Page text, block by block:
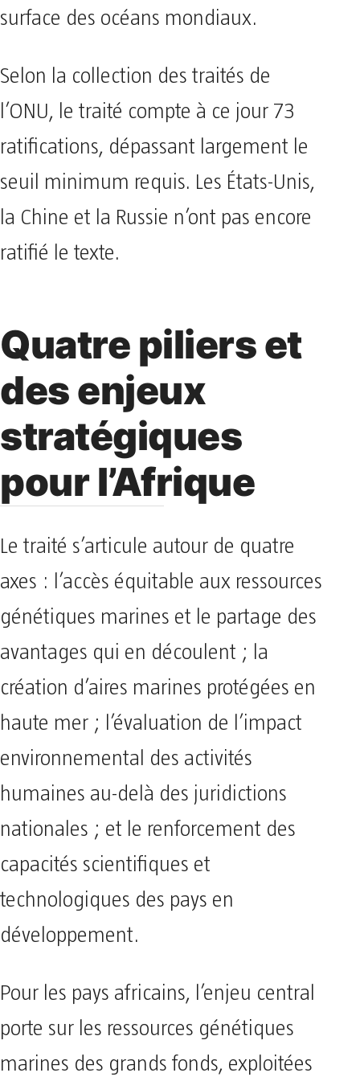
surface des océans mondiaux.
Selon la collection des traités de
l’ONU, le traité compte à ce jour 73
ratifications, dépassant largement le
seuil minimum requis. Les États-Unis,
la Chine et la Russie n’ont pas encore
ratifié le texte.
Quatre piliers et
des enjeux
stratégiques
pour l’Afrique
Le traité s’articule autour de quatre
axes : l’accès équitable aux ressources
génétiques marines et le partage des
avantages qui en découlent ; la
création d’aires marines protégées en
haute mer ; l’évaluation de l’impact
environnemental des activités
humaines au-delà des juridictions
nationales ; et le renforcement des
capacités scientifiques et
technologiques des pays en
développement.
Pour les pays africains, l’enjeu central
porte sur les ressources génétiques
marines des grands fonds, exploitées